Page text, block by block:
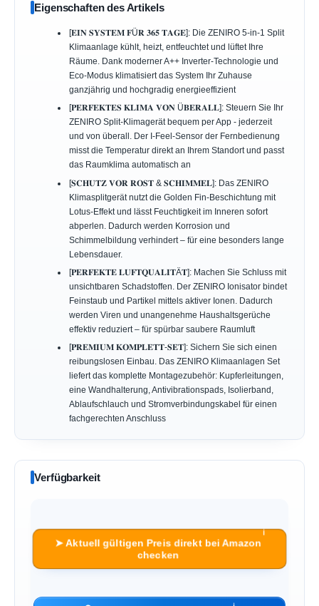
Eigenschaften des Artikels
[𝐄𝐈𝐍 𝐒𝐘𝐒𝐓𝐄𝐌 𝐅Ü𝐑 𝟑𝟔𝟓 𝐓𝐀𝐆𝐄]: Die ZENIRO 5-in-1 Split
Klimaanlage kühlt, heizt, entfeuchtet und lüftet Ihre
Räume. Dank moderner A++ Inverter-Technologie und
Eco-Modus klimatisiert das System Ihr Zuhause
ganzjährig und hochgradig energieeffizient
[𝐏𝐄𝐑𝐅𝐄𝐊𝐓𝐄𝐒 𝐊𝐋𝐈𝐌𝐀 𝐕𝐎𝐍 Ü𝐁𝐄𝐑𝐀𝐋𝐋]: Steuern Sie Ihr
ZENIRO Split-Klimagerät bequem per App - jederzeit
und von überall. Der I-Feel-Sensor der Fernbedienung
misst die Temperatur direkt an Ihrem Standort und passt
das Raumklima automatisch an
[𝐒𝐂𝐇𝐔𝐓𝐙 𝐕𝐎𝐑 𝐑𝐎𝐒𝐓 & 𝐒𝐂𝐇𝐈𝐌𝐌𝐄𝐋]: Das ZENIRO
Klimasplitgerät nutzt die Golden Fin-Beschichtung mit
Lotus-Effekt und lässt Feuchtigkeit im Inneren sofort
abperlen. Dadurch werden Korrosion und
Schimmelbildung verhindert – für eine besonders lange
Lebensdauer.
[𝐏𝐄𝐑𝐅𝐄𝐊𝐓𝐄 𝐋𝐔𝐅𝐓𝐐𝐔𝐀𝐋𝐈𝐓Ä𝐓]: Machen Sie Schluss mit
unsichtbaren Schadstoffen. Der ZENIRO Ionisator bindet
Feinstaub und Partikel mittels aktiver Ionen. Dadurch
werden Viren und unangenehme Haushaltsgerüche
effektiv reduziert – für spürbar saubere Raumluft
[𝐏𝐑𝐄𝐌𝐈𝐔𝐌 𝐊𝐎𝐌𝐏𝐋𝐄𝐓𝐓-𝐒𝐄𝐓]: Sichern Sie sich einen
reibungslosen Einbau. Das ZENIRO Klimaanlagen Set
liefert das komplette Montagezubehör: Kupferleitungen,
eine Wandhalterung, Antivibrationspads, Isolierband,
Ablaufschlauch und Stromverbindungskabel für einen
fachgerechten Anschluss
Verfügbarkeit
➤ Aktuell gültigen Preis direkt bei Amazon
checken
ℹ︎